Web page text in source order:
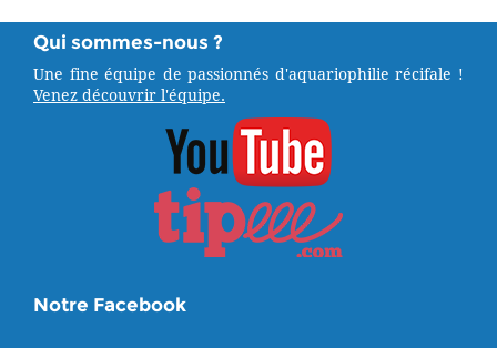
Qui sommes-nous ?
Une fine équipe de passionnés d'aquariophilie récifale !
Venez découvrir l'équipe.
Notre Facebook